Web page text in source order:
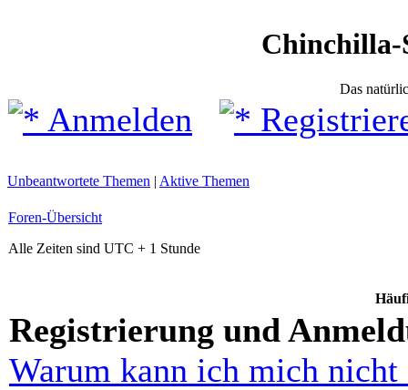
Chinchilla-
Das
Anmelden
Unbeantwortete Themen | Aktive Themen
Foren-Übersicht
Alle Zeiten sind UTC + 1 Stunde
Registrierung und
Warum kann ich mich nicht